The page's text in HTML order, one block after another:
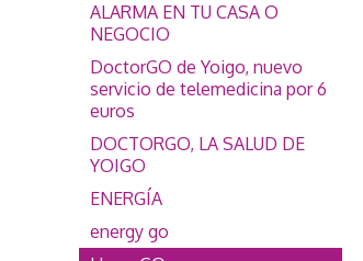
ALARMA EN TU CASA O
NEGOCIO
DoctorGO de Yoigo, nuevo
servicio de telemedicina por 6
euros
DOCTORGO, LA SALUD DE
YOIGO
ENERGÍA
energy go